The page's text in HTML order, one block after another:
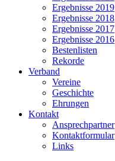
Ergebnisse 2019
Ergebnisse 2018
Ergebnisse 2017
Ergebnisse 2016
Bestenlisten
Rekorde
Verband
Vereine
Geschichte
Ehrungen
Kontakt
Ansprechpartner
Kontaktformular
Links